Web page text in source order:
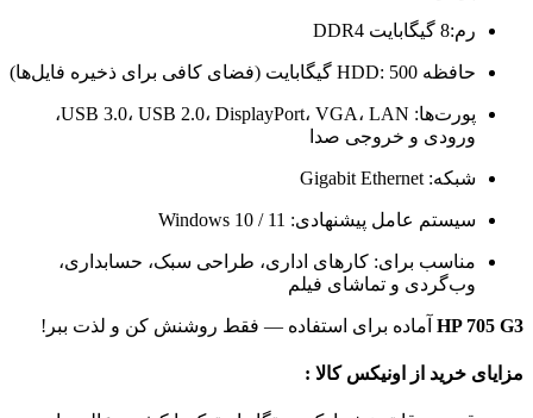
رم:8 گیگابایت DDR4
حافظه HDD: 500 گیگابایت (فضای کافی برای ذخیره فایل‌ها)
پورت‌ها: USB 3.0، USB 2.0، DisplayPort، VGA، LAN،
ورودی و خروجی صدا
شبکه: Gigabit Ethernet
سیستم عامل پیشنهادی: Windows 10 / 11
مناسب برای: کارهای اداری، طراحی سبک، حسابداری،
وب‌گردی و تماشای فیلم
HP 705 G3 آماده برای استفاده — فقط روشنش کن و لذت ببر!
مزایای خرید از اونیکس کالا :